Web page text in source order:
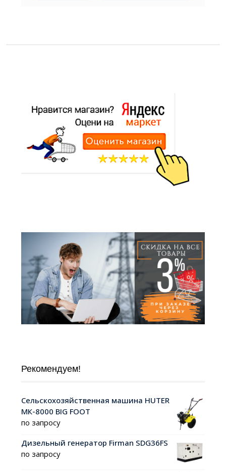
Рекомендуем!
Сельскохозяйственная машина HUTER
МК-8000 BIG FOOT
по запросу
Дизельный генератор Firman SDG36FS
по запросу